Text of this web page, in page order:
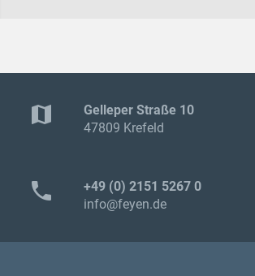
map
Gelleper Straße 10
47809 Krefeld
phone
+49 (0) 2151 5267 0
info@feyen.de